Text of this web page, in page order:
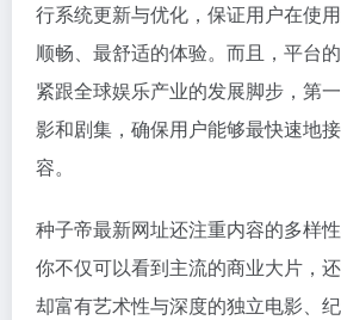
行系统更新与优化，保证用户在使
顺畅、最舒适的体验。而且，平台
紧跟全球娱乐产业的发展脚步，第
影和剧集，确保用户能够最快速地
容。
种子帝最新网址还注重内容的多样
你不仅可以看到主流的商业大片，
却富有艺术性与深度的独立电影、